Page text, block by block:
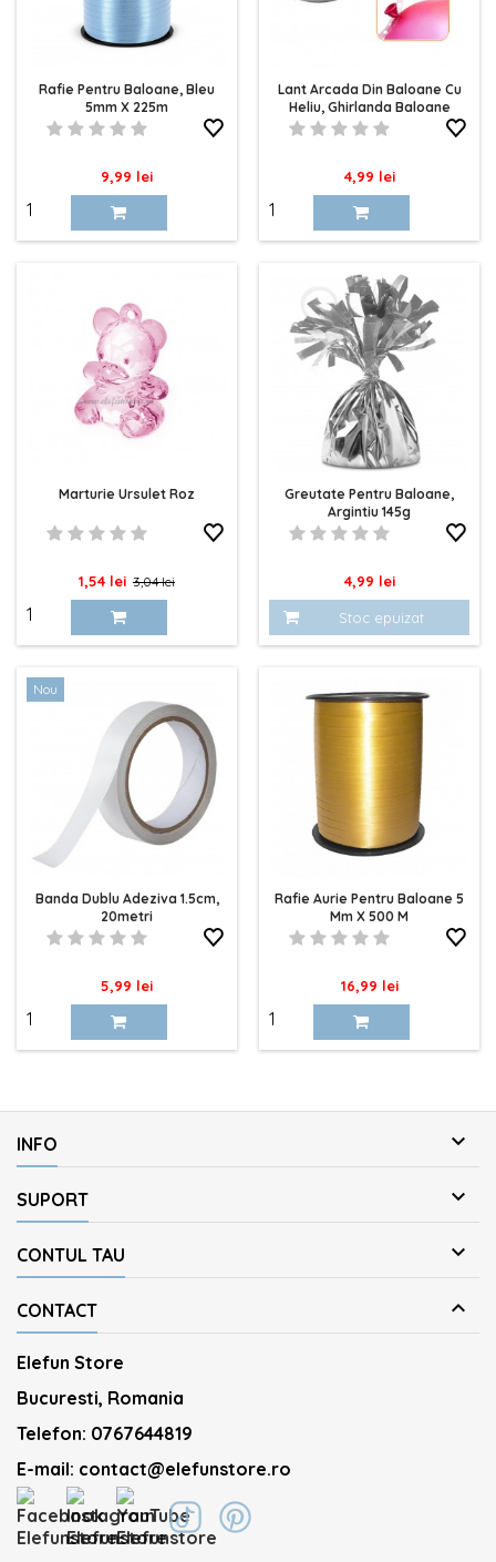
Rafie Pentru Baloane, Bleu
5mm X 225m
Pret
9,99 lei
Lant Arcada Din Baloane Cu
Heliu, Ghirlanda Baloane
Pret
4,99 lei
Marturie Ursulet Roz
Pret
1,54 lei Pret
baza
3,04 lei
Greutate Pentru Baloane,
Argintiu 145g
Pret
4,99 lei
Stoc epuizat
Nou
Banda Dublu Adeziva 1.5cm,
20metri
Pret
5,99 lei
Rafie Aurie Pentru Baloane 5
Mm X 500 M
Pret
16,99 lei
INFO 
SUPORT 
CONTUL TAU 
CONTACT 
Elefun Store
Bucuresti, Romania
Telefon: 0767644819
E-mail: contact@elefunstore.ro